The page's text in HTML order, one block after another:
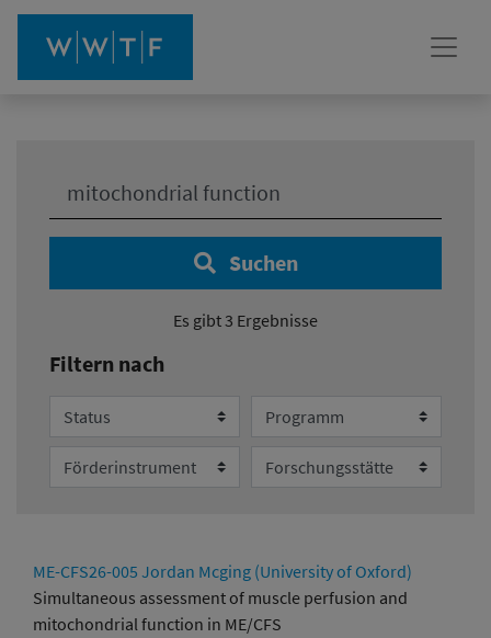
Suchen
Es gibt 3 Ergebnisse
Filtern nach
Status Programm
Förderinstrument Forschungsstätte
ME-CFS26-005 Jordan Mcging (University of Oxford)
Simultaneous assessment of muscle perfusion and
mitochondrial function in ME/CFS